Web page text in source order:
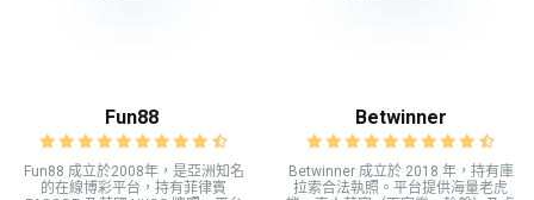
Fun88
Fun88 成立於2008年，是亞洲知名
的在線博彩平台，持有菲律賓
Betwinner
Betwinner 成立於 2018 年，持有庫
拉索合法執照。平台提供海量老虎